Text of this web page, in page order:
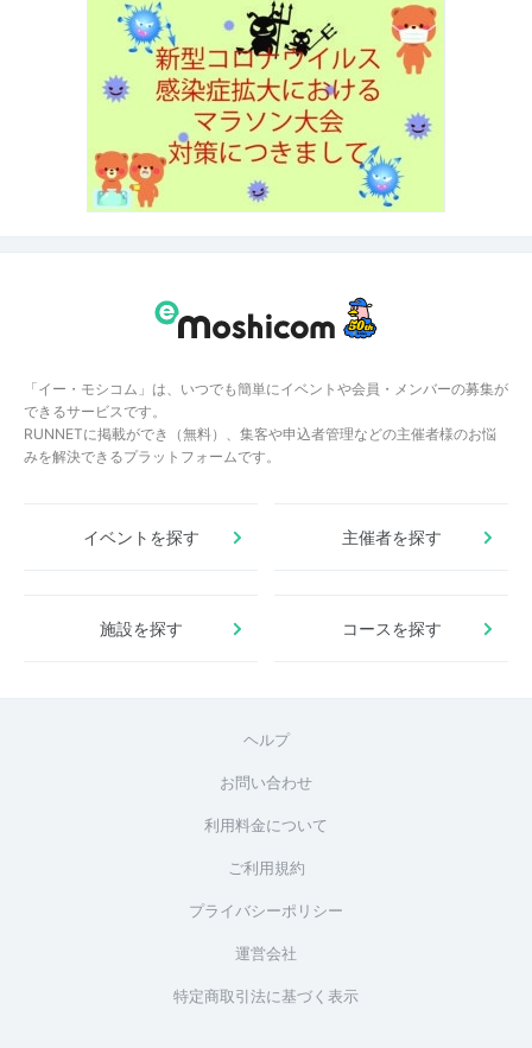
「イー・モシコム」は、いつでも簡単にイベントや会員・メンバーの募集が
できるサービスです。
RUNNETに掲載ができ（無料）、集客や申込者管理などの主催者様のお悩
みを解決できるプラットフォームです。
イベントを探す 主催者を探す
施設を探す コースを探す
ヘルプ
お問い合わせ
利用料金について
ご利用規約
プライバシーポリシー
運営会社
特定商取引法に基づく表示